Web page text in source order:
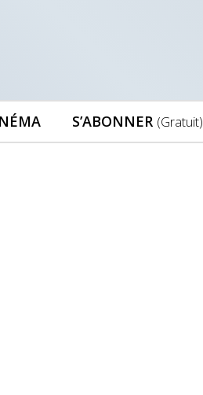
S’ABONNER (gratuit)